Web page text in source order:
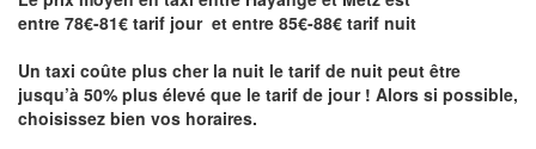
entre 78€-81€ tarif jour et entre 85€-88€ tarif nuit
Un taxi coûte plus cher la nuit le tarif de nuit peut être
jusqu’à 50% plus élevé que le tarif de jour ! Alors si possible,
choisissez bien vos horaires.